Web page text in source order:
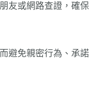
友或網路查證，確保
避免親密行為、承諾